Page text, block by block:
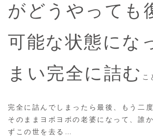
がどうやっても
可能な状態にな
まい完全に詰む こ
完全に詰んでしまったら最後、もう二
そのままヨボヨボの老婆になって、誰
ずこの世を去る…